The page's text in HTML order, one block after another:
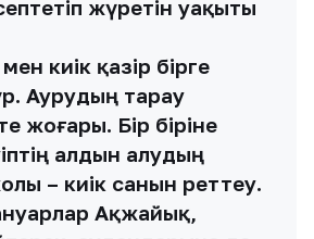
жүретін уақыты
киік қазір бірге
Аурудың тарау
жоғары. Бір біріне
алдын алудың
– киік санын реттеу.
Ақжайық,